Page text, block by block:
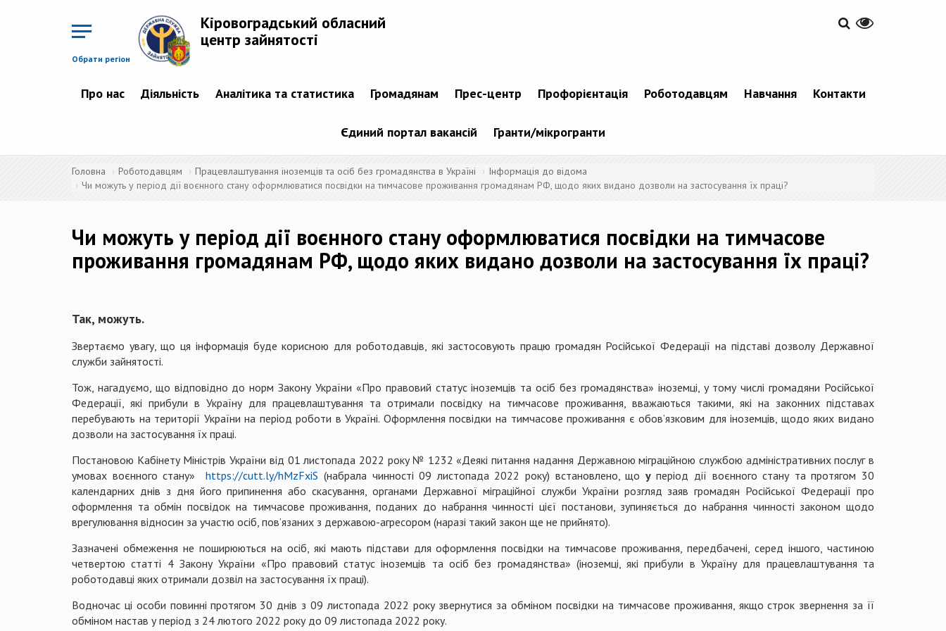
Обрати регіон
Кіровоградський обласний
центр зайнятості
Про нас Діяльність Аналітика та статистика Громадянам Прес-центр Профорієнтація Роботодавцям Навчання Контакти
Єдиний портал вакансій Гранти/мікрогранти
Головна Роботодавцям Працевлаштування іноземців та осіб без громадянства в Україні
Інформація до відома
Чи можуть у період дії воєнного стану оформлюватися посвідки на тимчасове проживання громадянам РФ, щодо яких видано дозволи на застосування їх праці?
Чи можуть у період дії воєнного стану оформлюватися посвідки на тимчасове
проживання громадянам РФ, щодо яких видано дозволи на застосування їх праці?
Так, можуть.
Звертаємо увагу, що ця інформація буде корисною для роботодавців, які застосовують працю громадян Російської Федерації на підставі дозволу Державної
служби зайнятості.
Тож, нагадуємо, що відповідно до норм Закону України «Про правовий статус іноземців та осіб без громадянства» іноземці, у тому числі громадяни Російської
Федерації, які прибули в Україну для працевлаштування та отримали посвідку на тимчасове проживання, вважаються такими, які на законних підставах
перебувають на території України на період роботи в Україні. Оформлення посвідки на тимчасове проживання є обов’язковим для іноземців, щодо яких видано
дозволи на застосування їх праці.
Постановою Кабінету Міністрів України від 01 листопада 2022 року № 1232 «Деякі питання надання Державною міграційною службою адміністративних послуг в
умовах воєнного стану»https://cutt.ly/hMzFxiS (набрала чинності 09 листопада 2022 року) встановлено, що уперіод дії воєнного стану та протягом 30
календарних днів з дня його припинення або скасування, органами Державної міграційної служби України розгляд заяв громадян Російської Федерації про
оформлення та обмін посвідок на тимчасове проживання, поданих до набрання чинності цієї постанови, зупиняється до набрання чинності законом щодо
врегулювання відносин за участю осіб, пов’язаних з державою-агресором (наразі такий закон ще не прийнято).
Зазначені обмеження не поширюються на осіб, які мають підстави для оформлення посвідки на тимчасове проживання, передбачені, серед іншого, частиною
четвертою статті 4 Закону України «Про правовий статус іноземців та осіб без громадянства» (іноземці, які прибули в Україну для працевлаштування та
роботодавці яких отримали дозвіл на застосування їх праці).
Водночас ці особи повинні протягом 30 днів з 09 листопада 2022 року звернутися за обміном посвідки на тимчасове проживання, якщо строк звернення за її
обміном настав у період з 24 лютого 2022 року до 09 листопада 2022 року.